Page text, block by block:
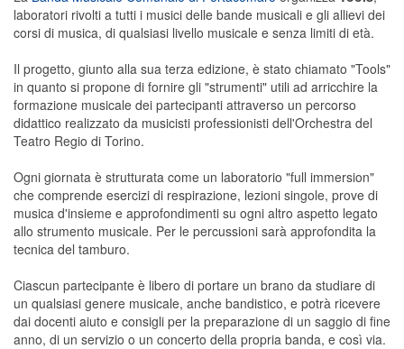
laboratori rivolti a tutti i musici delle bande musicali e gli allievi dei
corsi di musica, di qualsiasi livello musicale e senza limiti di età.
Il progetto, giunto alla sua terza edizione, è stato chiamato "Tools"
in quanto si propone di fornire gli "strumenti" utili ad arricchire la
formazione musicale dei partecipanti attraverso un percorso
didattico realizzato da musicisti professionisti dell'Orchestra del
Teatro Regio di Torino.
Ogni giornata è strutturata come un laboratorio "full immersion"
che comprende esercizi di respirazione, lezioni singole, prove di
musica d'insieme e approfondimenti su ogni altro aspetto legato
allo strumento musicale. Per le percussioni sarà approfondita la
tecnica del tamburo.
Ciascun partecipante è libero di portare un brano da studiare di
un qualsiasi genere musicale, anche bandistico, e potrà ricevere
dai docenti aiuto e consigli per la preparazione di un saggio di fine
anno, di un servizio o un concerto della propria banda, e così via.